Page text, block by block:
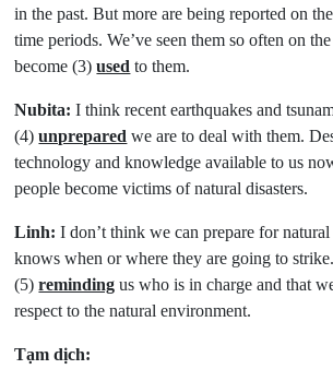
in the past. But more are being reported on
time periods. We’ve seen them so often on
become (3)used to them.
Nubita: I think recent earthquakes and
(4)unprepared we are to deal with them.
technology and knowledge available to us
people become victims of natural disasters.
Linh: I don’t think we can prepare for natural
knows when or where they are going to
(5)reminding us who is in charge and that
respect to the natural environment.
Tạm dịch: